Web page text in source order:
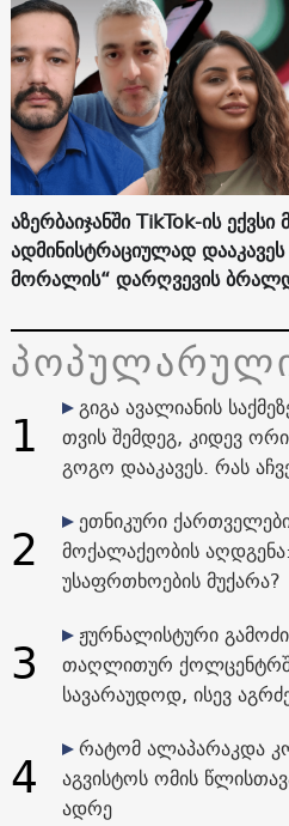
აზერბაიჯანში TikTok-ის
ადმინისტრაციულად
მორალის“ დარღვევის
1
გიგა ავალიანის
თვის შემდეგ, კიდევ
გოგო დააკავეს. რას
2
ეთნიკური
მოქალაქეობის
უსაფრთხოების მუქარა?
3
ჟურნალისტური
თაღლითურ
სავარაუდოდ, ისევ
4
რატომ ალაპარაკდა
აგვისტოს ომის
ადრე